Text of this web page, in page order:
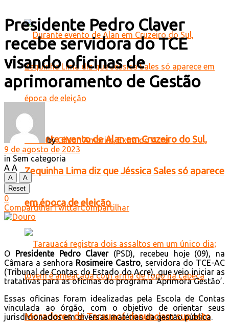
Durante evento de Alan em Cruzeiro do Sul,
Zequinha Lima diz que Jéssica Sales só aparece
em época de eleição
Moradores de Tarauacá denunciam suposto
Presidente Pedro Claver
recebe servidora do TCE
visando oficinas de
aprimoramento de Gestão
by Gilson Amorim, Extra do Acre
9 de agosto de 2023
in Sem categoria
A A
A
A
Reset
0
CompartilharTwittarCompartilhar
O Presidente Pedro Claver(PSD), recebeu hoje (09), na
Câmara a senhora Rosimeire Castro, servidora do TCE-AC
(Tribunal de Contas do Estado do Acre), que veio iniciar as
tratativas para as oficinas do programa ‘Aprimora Gestão’.
Essas oficinas foram idealizadas pela Escola de Contas
vinculada ao órgão, com o objetivo de orientar seus
jurisdicionados em diversas matérias da gestão pública.